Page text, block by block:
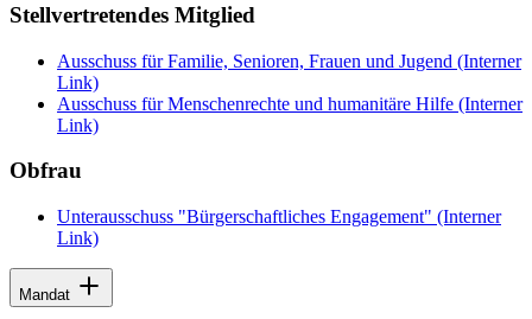
Stellvertretendes Mitglied
Ausschuss für Familie, Senioren, Frauen und Jugend (Interner
Link)
Ausschuss für Menschenrechte und humanitäre Hilfe (Interner
Link)
Obfrau
Unterausschuss "Bürgerschaftliches Engagement" (Interner
Link)
Mandat